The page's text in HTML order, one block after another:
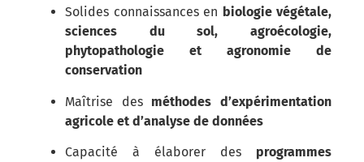
Solides connaissances en biologie végétale,
sciences du sol, agroécologie,
phytopathologie et agronomie de
conservation
Maîtrise des méthodes d’expérimentation
agricole et d’analyse de données
Capacité à élaborer des programmes